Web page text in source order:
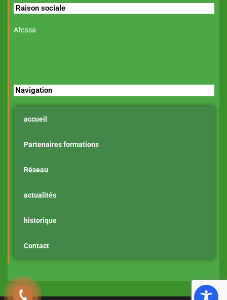
Raison sociale
Afcasa
Navigation
accueil
Partenaires formations
Réseau
actualités
historique
Contact